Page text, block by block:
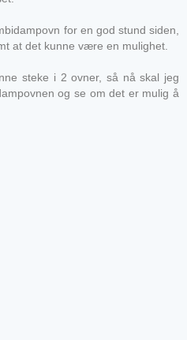
for en god stund siden,
at det kunne være en mulighet.
steke i 2 ovner, så nå skal jeg
og se om det er mulig å